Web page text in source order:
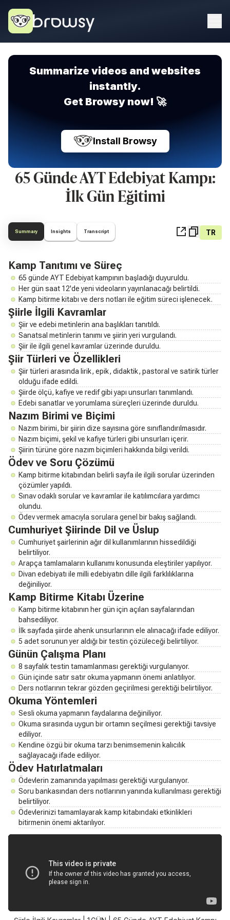
Summarize videos and websites
instantly.
Get Browsy now! 🚀
Install Browsy
65 Günde AYT Edebiyat Kampı:
İlk Gün Eğitimi
Summary Insights Transcript TR
Kamp Tanıtımı ve Süreç
65 günde AYT Edebiyat kampının başladığı duyuruldu.
Her gün saat 12'de yeni videoların yayınlanacağı belirtildi.
Kamp bitirme kitabı ve ders notları ile eğitim süreci işlenecek.
Şiirle İlgili Kavramlar
Şiir ve edebi metinlerin ana başlıkları tanıtıldı.
Sanatsal metinlerin tanımı ve şiirin yeri vurgulandı.
Şiir ile ilgili genel kavramlar üzerinde duruldu.
Şiir Türleri ve Özellikleri
Şiir türleri arasında lirik, epik, didaktik, pastoral ve satirik türler
olduğu ifade edildi.
Şiirde ölçü, kafiye ve redif gibi yapı unsurları tanımlandı.
Edebi sanatlar ve yorumlama süreçleri üzerinde duruldu.
Nazım Birimi ve Biçimi
Nazım birimi, bir şiirin dize sayısına göre sınıflandırılmasıdır.
Nazım biçimi, şekil ve kafiye türleri gibi unsurları içerir.
Şiirin türüne göre nazım biçimleri hakkında bilgi verildi.
Ödev ve Soru Çözümü
Kamp bitirme kitabından belirli sayfa ile ilgili sorular üzerinden
çözümler yapıldı.
Sınav odaklı sorular ve kavramlar ile katılımcılara yardımcı
olundu.
Ödev vermek amacıyla sorulara genel bir bakış sağlandı.
Cumhuriyet Şiirinde Dil ve Üslup
Cumhuriyet şairlerinin ağır dil kullanımlarının hissedildiği
belirtiliyor.
Arapça tamlamaların kullanımı konusunda eleştiriler yapılıyor.
Divan edebiyatı ile milli edebiyatın dille ilgili farklılıklarına
değiniliyor.
Kamp Bitirme Kitabı Üzerine
Kamp bitirme kitabının her gün için açılan sayfalarından
bahsediliyor.
İlk sayfada şiirde ahenk unsurlarının ele alınacağı ifade ediliyor.
5 adet sorunun yer aldığı bir testin çözüleceği belirtiliyor.
Günün Çalışma Planı
8 sayfalık testin tamamlanması gerektiği vurgulanıyor.
Gün içinde satır satır okuma yapmanın önemi anlatılıyor.
Ders notlarının tekrar gözden geçirilmesi gerektiği belirtiliyor.
Okuma Yöntemleri
Sesli okuma yapmanın faydalarına değiniliyor.
Okuma sırasında uygun bir ortamın seçilmesi gerektiği tavsiye
ediliyor.
Kendine özgü bir okuma tarzı benimsemenin kalıcılık
sağlayacağı ifade ediliyor.
Ödev Hatırlatmaları
Ödevlerin zamanında yapılması gerektiği vurgulanıyor.
Soru bankasından ders notlarının yanında kullanılması gerektiği
belirtiliyor.
Ödevlerinizi tamamlayarak kamp kitabındaki etkinlikleri
bitirmenin önemi aktarılıyor.